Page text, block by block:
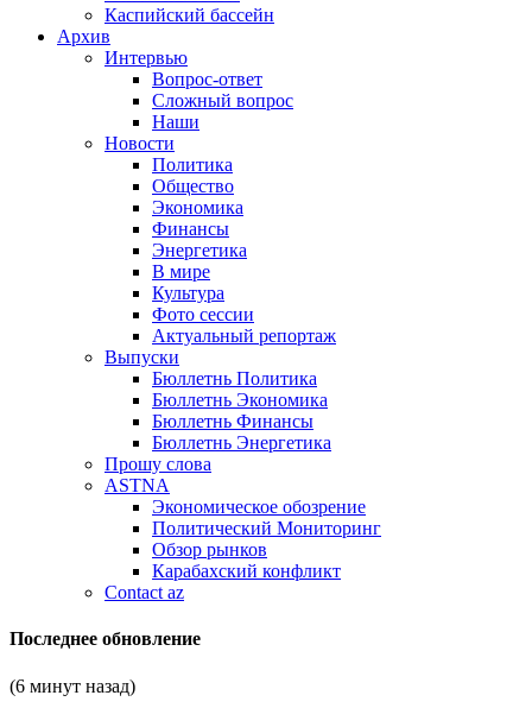
Каспийский бассейн
Архив
Интервью
Вопрос-ответ
Сложный вопрос
Наши
Новости
Политика
Общество
Экономика
Финансы
Энергетика
В мире
Культура
Фото сессии
Актуальный репортаж
Выпуски
Бюллетнь Политика
Бюллетнь Экономика
Бюллетнь Финансы
Бюллетнь Энергетика
Прошу слова
ASTNA
Экономическое обозрение
Политический Мониторинг
Обзор рынков
Карабахский конфликт
Contact az
Последнее обновление
(6 минут назад)